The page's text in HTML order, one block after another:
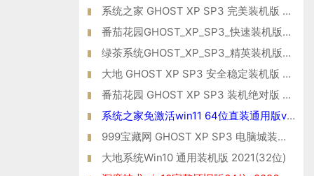
系统之家 GHOST XP SP3 完美装机版 V2015.01
番茄花园GHOST_XP_SP3_快速装机版_V2016.07
绿茶系统GHOST_XP_SP3_精英装机版_V2016.07
大地 GHOST XP SP3 安全稳定装机版 V2015.09
番茄花园 GHOST XP SP3 装机绝对版 V2016.03
系统之家免激活win11 64位直装通用版v2022.03
999宝藏网 GHOST XP SP3 电脑城装机版 V2015.06
大地系统Win10 通用装机版 2021(32位)